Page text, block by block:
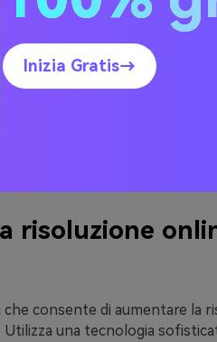
non è un problema, grazie
l'accuratezza di questi
qualità dell'immagine
i migliori strumenti di
risoluzione
che consente di aumentare la
Utilizza una tecnologia
Inizia Gratis→